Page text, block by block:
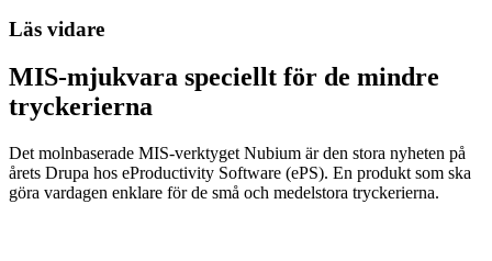
Läs vidare
MIS-mjukvara speciellt för de mindre
tryckerierna
Det molnbaserade MIS-verktyget Nubium är den stora nyheten på
årets Drupa hos eProductivity Software (ePS). En produkt som ska
göra vardagen enklare för de små och medelstora tryckerierna.